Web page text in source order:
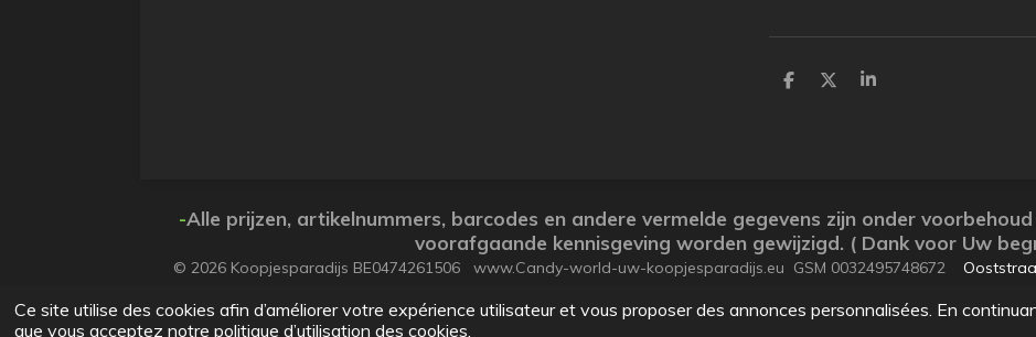
Ce site utilise des cookies afin d’améliorer votre expérience utilisateur et vous proposer des annonces personnalisées. En
que vous acceptez notre politique d’utilisation des cookies.
P
P
P
-Alle prijzen, artikelnummers, barcodes en andere vermelde gegevens zijn onder
voorafgaande kennisgeving worden gewijzigd. ( Dank voor Uw
© 2026 Koopjesparadijs BE0474261506 www.Candy-world-uw-koopjesparadijs.eu GSM 0032495748672